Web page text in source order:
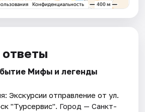
Мифы и легенды
Экскурсии отправление от ул.
"Турсервис". Город — Санкт-